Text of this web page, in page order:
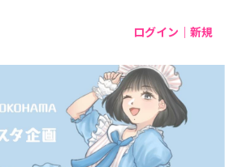
ログイン｜新規